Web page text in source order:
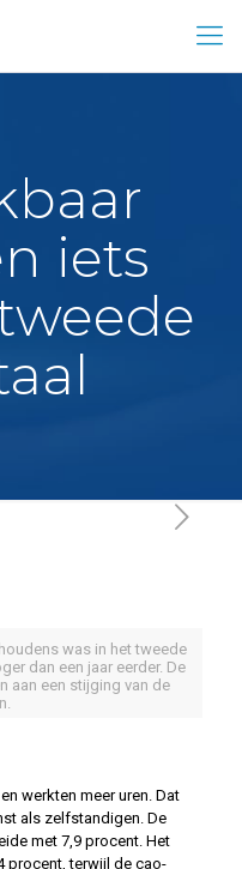
iets
was in het tweede
dan een jaar eerder. De
aan een stijging van de
werkten meer uren. Dat
als zelfstandigen. De
met 7,9 procent. Het
procent, terwijl de cao-